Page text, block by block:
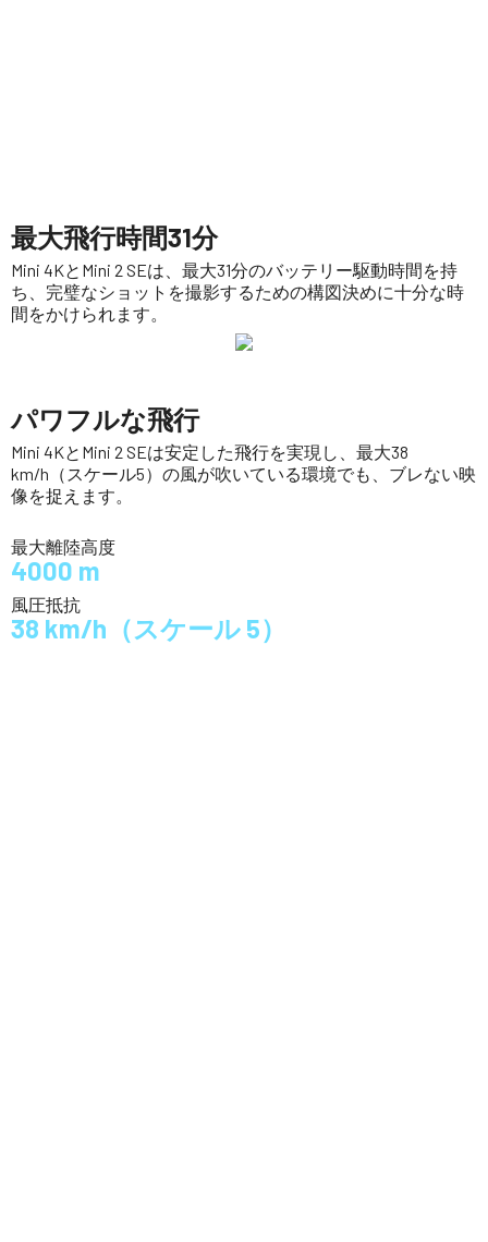
最大飛行時間31分
Mini 4KとMini 2 SEは、最大31分のバッテリー駆動時間を持
ち、完璧なショットを撮影するための構図決めに十分な時
間をかけられます。
パワフルな飛行
Mini 4KとMini 2 SEは安定した飛行を実現し、最大38
km/h（スケール5）の風が吹いている環境でも、ブレない映
像を捉えます。
最大離陸高度
4000 m
風圧抵抗
38 km/h（スケール 5）